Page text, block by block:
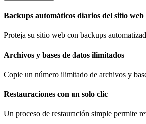
Backups automáticos diarios del sitio web
Proteja su sitio web con backups
Archivos y bases de datos ilimitados
Copie un número ilimitado de archivos y
Restauraciones con un solo clic
Un proceso de restauración simple permite